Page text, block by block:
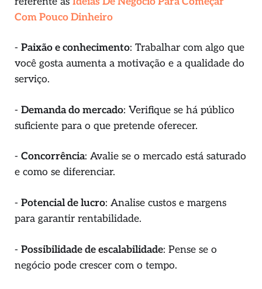
Com Pouco Dinheiro
- Paixão e conhecimento: Trabalhar com algo que
você gosta aumenta a motivação e a qualidade do
serviço.
- Demanda do mercado: Verifique se há público
suficiente para o que pretende oferecer.
- Concorrência: Avalie se o mercado está saturado
e como se diferenciar.
- Potencial de lucro: Analise custos e margens
para garantir rentabilidade.
- Possibilidade de escalabilidade: Pense se o
negócio pode crescer com o tempo.